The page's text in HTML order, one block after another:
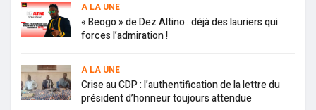
A LA UNE
« Beogo » de Dez Altino : déjà des lauriers qui
forces l’admiration !
A LA UNE
Crise au CDP : l’authentification de la lettre du
président d’honneur toujours attendue